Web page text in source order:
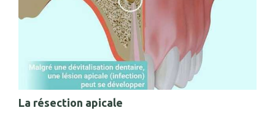
La résection apicale